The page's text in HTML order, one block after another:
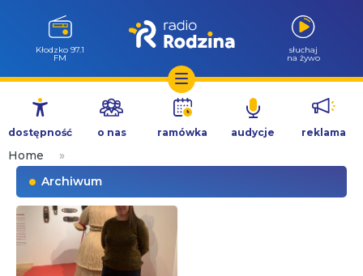
Przejdź
treści
Kłodzko 97.1
FM
słuchaj
na żywo
dostępność o nas ramówka audycje reklama
Home
»
Archiwum